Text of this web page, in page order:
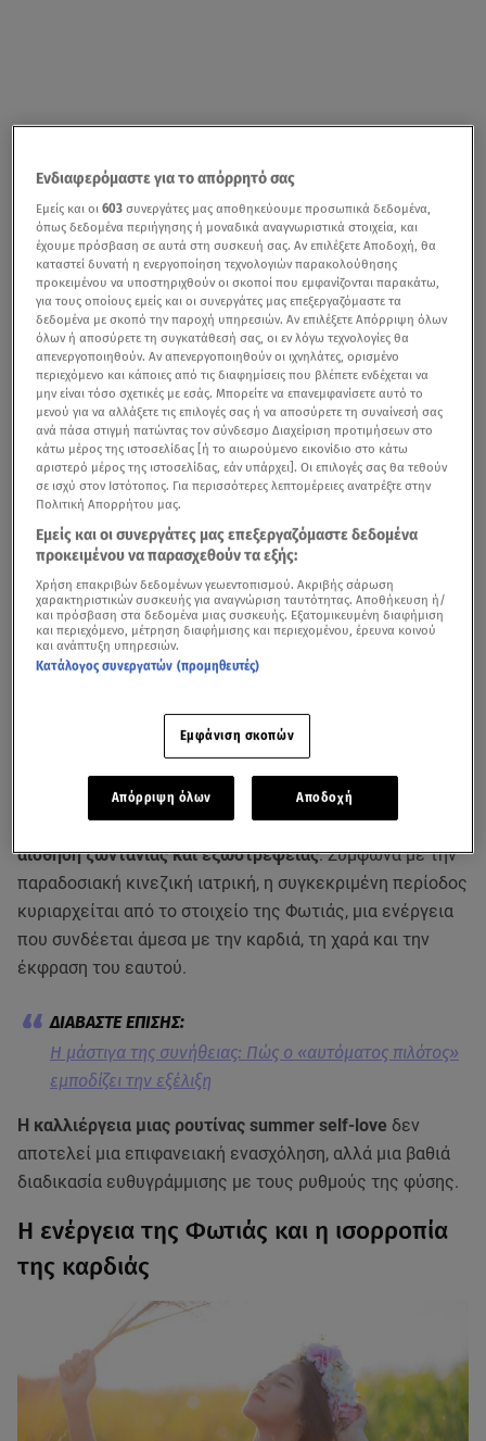
Η έλευση του καλοκαιριού φέρνει μαζί της μια μοναδική
αίσθηση ζωντάνιας και εξωστρέφειας. Σύμφωνα με την
παραδοσιακή κινεζική ιατρική, η συγκεκριμένη περίοδος
κυριαρχείται από το στοιχείο της Φωτιάς, μια ενέργεια
που συνδέεται άμεσα με την καρδιά, τη χαρά και την
έκφραση του εαυτού.
Η μάστιγα της συνήθειας: Πώς ο «αυτόματος πιλότος»
εμποδίζει την εξέλιξη
Η καλλιέργεια μιας ρουτίνας summer self-love δεν
αποτελεί μια επιφανειακή ενασχόληση, αλλά μια βαθιά
διαδικασία ευθυγράμμισης με τους ρυθμούς της φύσης.
Η ενέργεια της Φωτιάς και η ισορροπία
της καρδιάς
Ενδιαφερόμαστε για το απόρρητό σας
Εμείς και οι603 συνεργάτες μας αποθηκεύουμε προσωπικά δεδομένα,
όπως δεδομένα περιήγησης ή μοναδικά αναγνωριστικά στοιχεία, και
έχουμε πρόσβαση σε αυτά στη συσκευή σας. Αν επιλέξετε Αποδοχή, θα
καταστεί δυνατή η ενεργοποίηση τεχνολογιών παρακολούθησης
προκειμένου να υποστηριχθούν οι σκοποί που εμφανίζονται παρακάτω,
για τους οποίους εμείς και οι συνεργάτες μας επεξεργαζόμαστε τα
δεδομένα με σκοπό την παροχή υπηρεσιών. Αν επιλέξετε Απόρριψη όλων
όλων ή αποσύρετε τη συγκατάθεσή σας, οι εν λόγω τεχνολογίες θα
απενεργοποιηθούν. Αν απενεργοποιηθούν οι ιχνηλάτες, ορισμένο
περιεχόμενο και κάποιες από τις διαφημίσεις που βλέπετε ενδέχεται να
μην είναι τόσο σχετικές με εσάς. Μπορείτε να επανεμφανίσετε αυτό το
μενού για να αλλάξετε τις επιλογές σας ή να αποσύρετε τη συναίνεσή σας
ανά πάσα στιγμή πατώντας τον σύνδεσμο Διαχείριση προτιμήσεων στο
κάτω μέρος της ιστοσελίδας [ή το αιωρούμενο εικονίδιο στο κάτω
αριστερό μέρος της ιστοσελίδας, εάν υπάρχει]. Οι επιλογές σας θα τεθούν
σε ισχύ στον Ιστότοπος. Για περισσότερες λεπτομέρειες ανατρέξτε στην
Πολιτική Απορρήτου μας.
Εμείς και οι συνεργάτες μας επεξεργαζόμαστε δεδομένα
προκειμένου να παρασχεθούν τα εξής:
Χρήση επακριβών δεδομένων γεωεντοπισμού. Ακριβής σάρωση
χαρακτηριστικών συσκευής για αναγνώριση ταυτότητας. Αποθήκευση ή/
και πρόσβαση στα δεδομένα μιας συσκευής. Εξατομικευμένη διαφήμιση
και περιεχόμενο, μέτρηση διαφήμισης και περιεχομένου, έρευνα κοινού
και ανάπτυξη υπηρεσιών.
Κατάλογος συνεργατών (προμηθευτές)
Εμφάνιση σκοπών
Απόρριψη όλων Αποδοχή